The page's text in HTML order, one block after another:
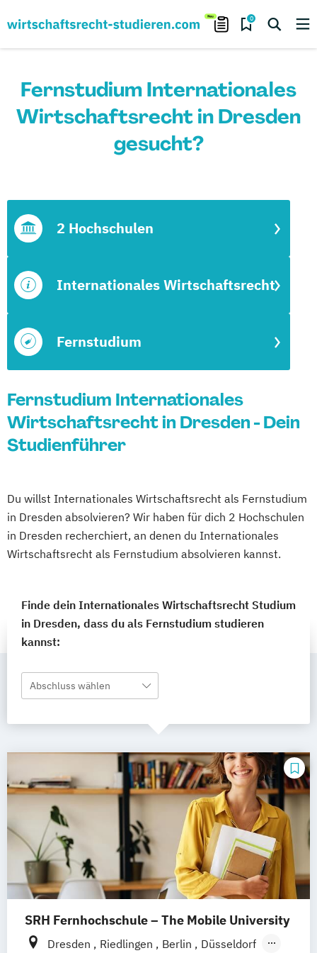
0
Fernstudium Internationales
Wirtschaftsrecht in Dresden
gesucht?
Fernstudium
Internationales Wirtschaftsrecht
2 Hochschulen
Fernstudium Internationales
Wirtschaftsrecht in Dresden - Dein
Studienführer
Du willst Internationales Wirtschaftsrecht als Fernstudium
in Dresden absolvieren? Wir haben für dich 2 Hochschulen
in Dresden recherchiert, an denen du Internationales
Wirtschaftsrecht als Fernstudium absolvieren kannst.
Finde dein Internationales Wirtschaftsrecht Studium
in Dresden, dass du als Fernstudium studieren
kannst:
Abschluss wählen
SRH Fernhochschule – The Mobile University
Dresden Riedlingen Berlin
Düsseldorf